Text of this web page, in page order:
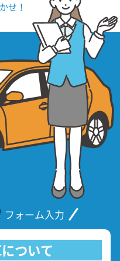
せ！
フォーム入力
ついて